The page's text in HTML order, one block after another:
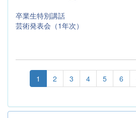
卒業生特別講話
芸術発表会（1年次）
1 2 3 4 5 6